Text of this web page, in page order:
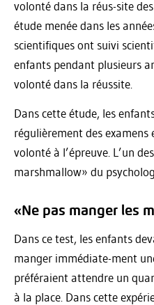
volonté dans la réus-site
étude menée dans les
scientifiques ont suivi
enfants pendant plusieurs
volonté dans la réussite.
Dans cette étude, les
régulièrement des
volonté à l’épreuve. L’un
marshmallow» du
«Ne pas manger les
Dans ce test, les enfants
manger immédiate-ment
préféraient attendre un
à la place. Dans cette